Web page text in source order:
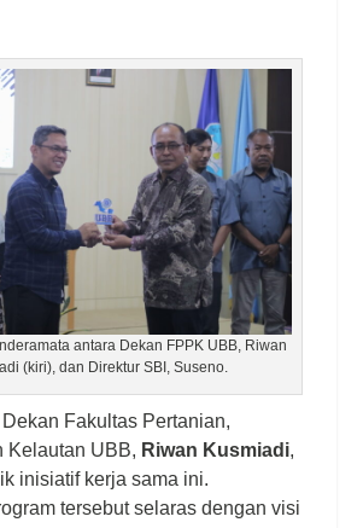
antara Dekan FPPK UBB, Riwan
(kiri), dan Direktur SBI, Suseno.
Fakultas Pertanian,
Kelautan UBB, Riwan Kusmiadi,
inisiatif kerja sama ini.
tersebut selaras dengan visi